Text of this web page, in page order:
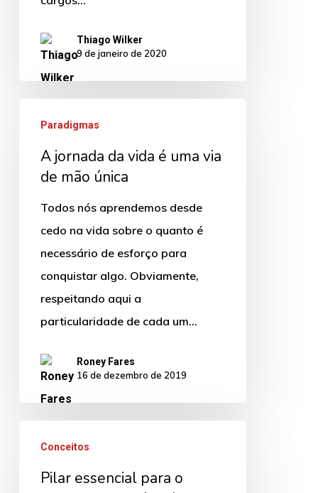
Thiago Wilker
9 de janeiro de 2020
jornada
vida
Paradigmas
A jornada da vida é uma via
de mão única
Todos nós aprendemos desde
cedo na vida sobre o quanto é
necessário de esforço para
conquistar algo. Obviamente,
respeitando aqui a
particularidade de cada um…
Roney Fares
16 de dezembro de 2019
essencial
para
Conceitos
Pilar essencial para o